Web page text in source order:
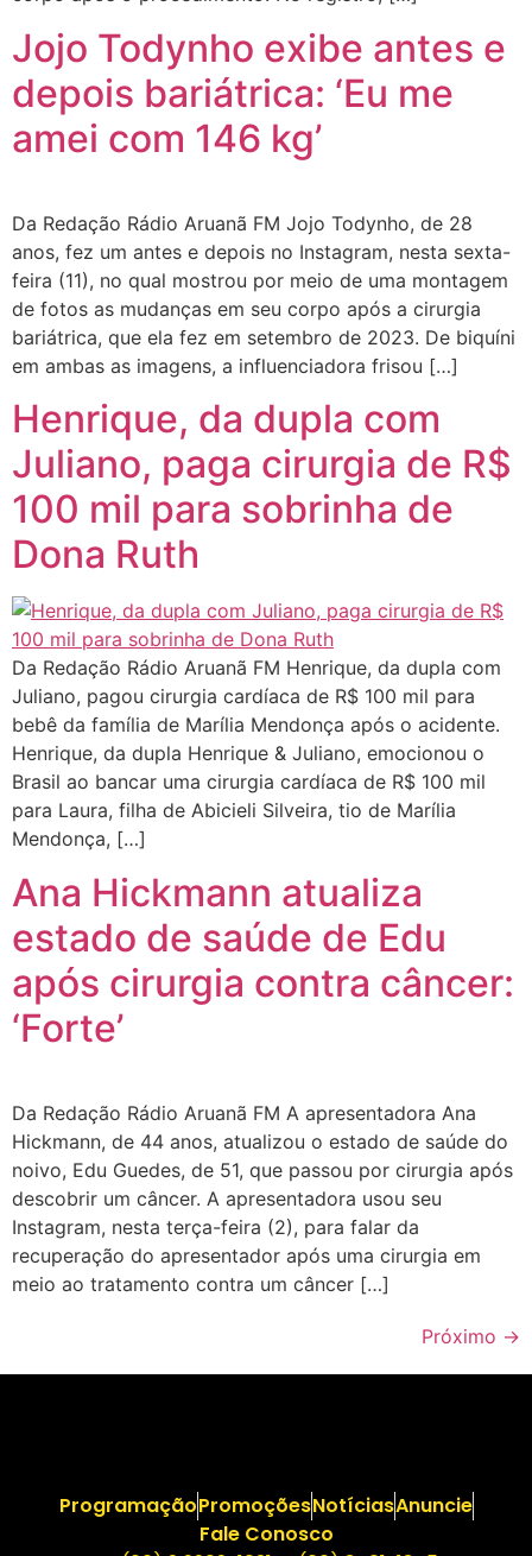
Jojo Todynho exibe antes e
depois bariátrica: ‘Eu me
amei com 146 kg’
Da Redação Rádio Aruanã FM Jojo Todynho, de 28
anos, fez um antes e depois no Instagram, nesta sexta-
feira (11), no qual mostrou por meio de uma montagem
de fotos as mudanças em seu corpo após a cirurgia
bariátrica, que ela fez em setembro de 2023. De biquíni
em ambas as imagens, a influenciadora frisou […]
Henrique, da dupla com
Juliano, paga cirurgia de R$
100 mil para sobrinha de
Dona Ruth
Da Redação Rádio Aruanã FM Henrique, da dupla com
Juliano, pagou cirurgia cardíaca de R$ 100 mil para
bebê da família de Marília Mendonça após o acidente.
Henrique, da dupla Henrique & Juliano, emocionou o
Brasil ao bancar uma cirurgia cardíaca de R$ 100 mil
para Laura, filha de Abicieli Silveira, tio de Marília
Mendonça, […]
Ana Hickmann atualiza
estado de saúde de Edu
após cirurgia contra câncer:
‘Forte’
Da Redação Rádio Aruanã FM A apresentadora Ana
Hickmann, de 44 anos, atualizou o estado de saúde do
noivo, Edu Guedes, de 51, que passou por cirurgia após
descobrir um câncer. A apresentadora usou seu
Instagram, nesta terça-feira (2), para falar da
recuperação do apresentador após uma cirurgia em
meio ao tratamento contra um câncer […]
Próximo →
ProgramaçãoPromoçõesNotíciasAnuncie
Fale Conosco